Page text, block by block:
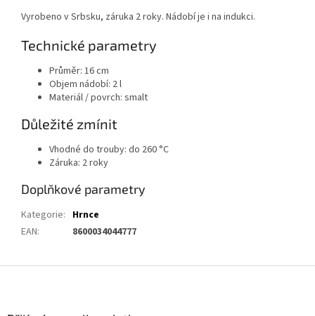
Vyrobeno v Srbsku, záruka 2 roky. Nádobí je i na indukci.
Technické parametry
Průměr: 16 cm
Objem nádobí: 2 l
Materiál / povrch: smalt
Důležité zmínit
Vhodné do trouby: do 260 °C
Záruka: 2 roky
Doplňkové parametry
Kategorie: Hrnce
EAN: 8600034044777